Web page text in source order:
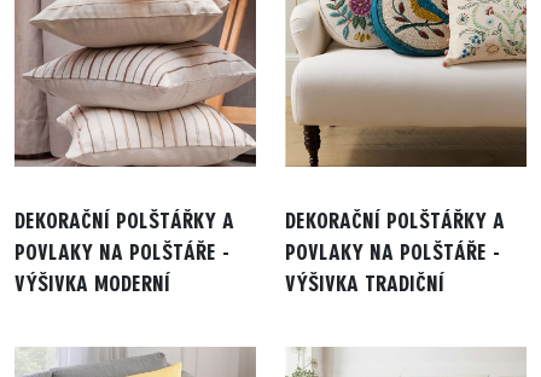
DEKORAČNÍ POLŠTÁŘKY A
POVLAKY NA POLŠTÁŘE -
VÝŠIVKA MODERNÍ
DEKORAČNÍ POLŠTÁŘKY A
POVLAKY NA POLŠTÁŘE -
VÝŠIVKA TRADIČNÍ